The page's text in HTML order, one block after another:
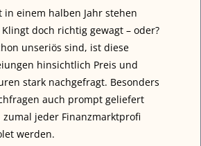
in einem halben Jahr stehen
doch richtig gewagt – oder?
unseriös sind, ist diese
hinsichtlich Preis und
stark nachgefragt. Besonders
auch prompt geliefert
jeder Finanzmarktprofi
werden.